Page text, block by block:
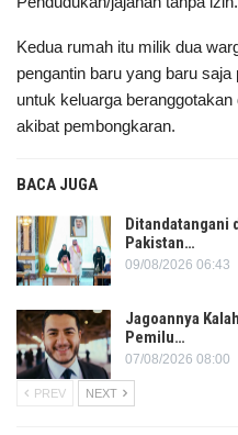
Kedua rumah itu milik dua
pengantin baru yang baru
untuk keluarga
akibat pembongkaran.
BACA JUGA
Ditandatangani
Pakistan…
09/08/2026 06:43
Jagoannya
Pemilu…
07/08/2026 08:00
PREV NEXT